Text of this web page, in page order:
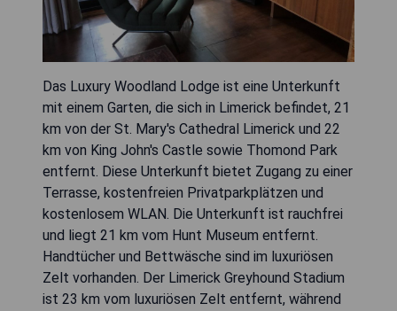
Das Luxury Woodland Lodge ist eine Unterkunft
mit einem Garten, die sich in Limerick befindet, 21
km von der St. Mary's Cathedral Limerick und 22
km von King John's Castle sowie Thomond Park
entfernt. Diese Unterkunft bietet Zugang zu einer
Terrasse, kostenfreien Privatparkplätzen und
kostenlosem WLAN. Die Unterkunft ist rauchfrei
und liegt 21 km vom Hunt Museum entfernt.
Handtücher und Bettwäsche sind im luxuriösen
Zelt vorhanden. Der Limerick Greyhound Stadium
ist 23 km vom luxuriösen Zelt entfernt, während